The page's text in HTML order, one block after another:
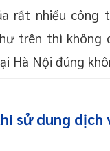
rất nhiều
trên thì
Hà Nội đúng
sử dung